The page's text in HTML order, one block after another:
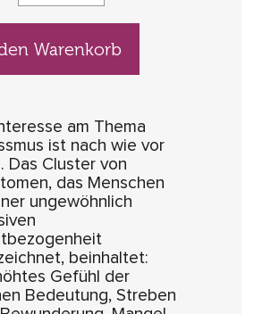
Warenkorb
am Thema
ist nach wie vor
Das Cluster von
das Menschen
ungewöhnlich
beinhaltet:
Gefühl der
Bedeutung, Streben